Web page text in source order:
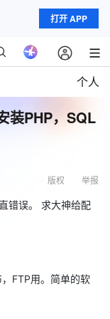
打开 APP
个人
装PHP，SQL
举报
版权
错误。 求大神给配
FTP用。简单的软